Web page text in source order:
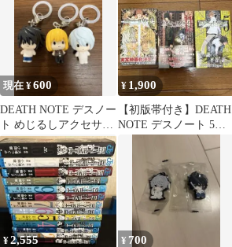
現在 ¥600
DEATH NOTE デスノー
ト めじるしアクセサリ
ー L ニア メロ
¥ 1,900
【初版帯付き】DEATH
NOTE デスノート 5巻
10巻 11巻 セット
¥2,555 ¥ 700